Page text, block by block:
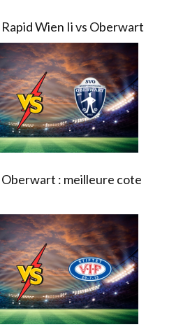
Wien Ii vs Oberwart
Oberwart : meilleure cote